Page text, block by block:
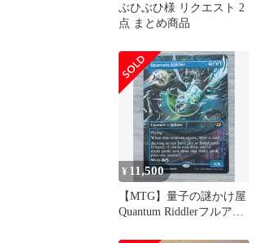
ぶひぶひ様 リクエスト 2
点 まとめ商品
¥ 11,500
【MTG】量子の謎かけ屋
Quantum Riddlerフルアー